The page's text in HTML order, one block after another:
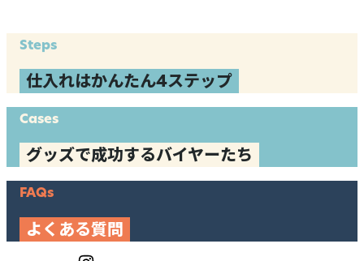
Steps
仕入れはかんたん4ステップ
Cases
グッズで成功するバイヤーたち
FAQs
よくある質問